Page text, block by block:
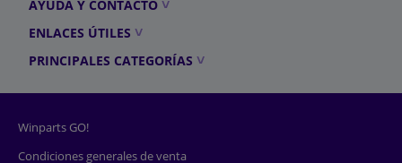
AYUDA Y CONTACTO
ENLACES ÚTILES
PRINCIPALES CATEGORÍAS
Winparts GO!
Condiciones generales de venta